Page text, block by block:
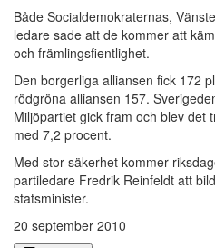
Både Socialdemokraternas,
ledare sade att de kommer att
och främlingsfientlighet.
Den borgerliga alliansen fick 172
rödgröna alliansen 157.
Miljöpartiet gick fram och blev det
med 7,2 procent.
Med stor säkerhet kommer
partiledare Fredrik Reinfeldt att
statsminister.
20 september 2010